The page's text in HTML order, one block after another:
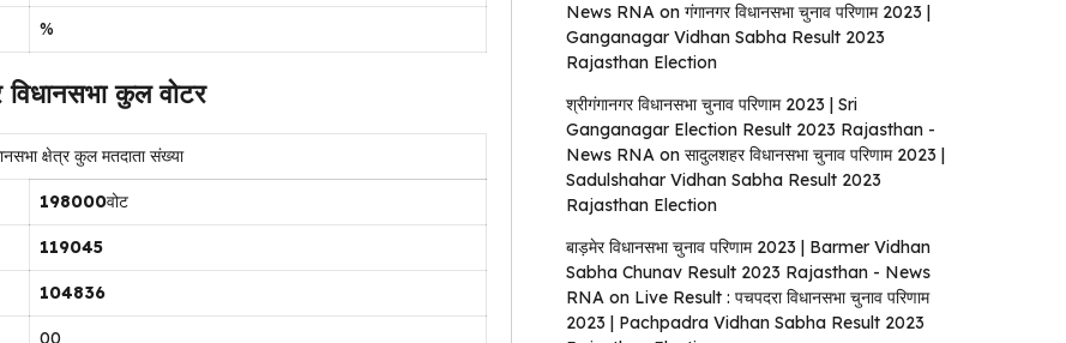
%
कुल वोटर
क्षेत्र कुल मतदाता संख्या
198000वोट
119045
104836
00
News RNA on गंगानगर विधानसभा चुनाव परिणाम 2023 |
Ganganagar Vidhan Sabha Result 2023
Rajasthan Election
श्रीगंगानगर विधानसभा चुनाव परिणाम 2023 | Sri
Ganganagar Election Result 2023 Rajasthan -
News RNA on सादुलशहर विधानसभा चुनाव परिणाम 2023 |
Sadulshahar Vidhan Sabha Result 2023
Rajasthan Election
बाड़मेर विधानसभा चुनाव परिणाम 2023 | Barmer Vidhan
Sabha Chunav Result 2023 Rajasthan - News
RNA on Live Result : पचपदरा विधानसभा चुनाव परिणाम
2023 | Pachpadra Vidhan Sabha Result 2023